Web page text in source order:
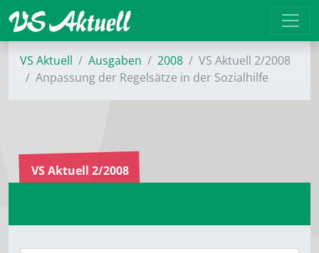
VS Aktuell Ausgaben 2008
VS Aktuell 2/2008
Anpassung der Regelsätze in der Sozialhilfe
VS Aktuell 2/2008